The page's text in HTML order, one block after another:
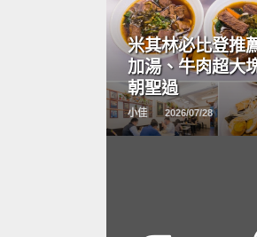
米其林必比登推
加湯、牛肉超大
朝聖過
小佳 2026/07/28